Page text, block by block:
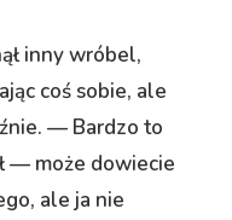
inny wróbel,
coś sobie, ale
— Bardzo to
— może dowiecie
ale ja nie